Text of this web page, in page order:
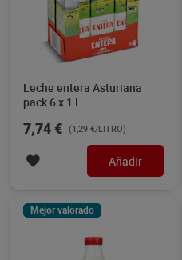
Leche entera Asturiana
pack 6 x 1 L
7,74 € (1,29 €/LITRO)
Añadir
Mejor valorado